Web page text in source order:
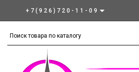
+7(926)720-11-09